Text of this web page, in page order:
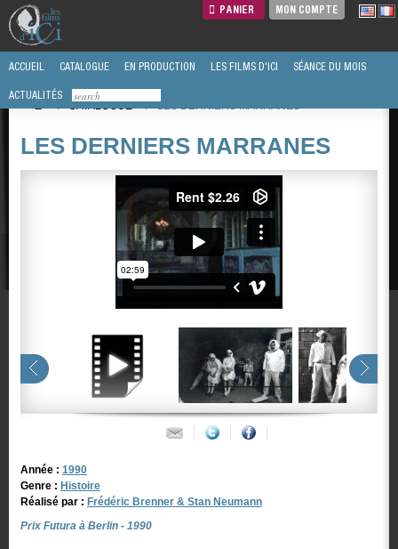
PANIER MON COMPTE
ACCUEIL CATALOGUE EN PRODUCTION LES FILMS D'ICI SÉANCE DU MOIS
ACTUALITÉS
/
CATALOGUE / LES DERNIERS MARRANES
LES DERNIERS MARRANES
Année : 1990
Genre : Histoire
Réalisé par : Frédéric Brenner & Stan Neumann
Prix Futura à Berlin - 1990